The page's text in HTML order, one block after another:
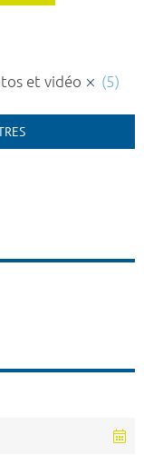
et vidéo (5)